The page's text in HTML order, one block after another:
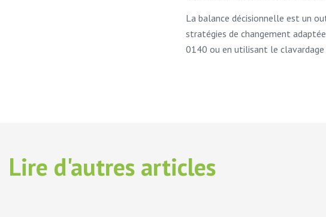
La balance décisionnelle est un
stratégies de changement
0140 ou en utilisant le clavardage
Lire d'autres articles